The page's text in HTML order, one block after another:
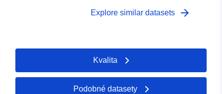
Explore similar datasets arrow_forward
Kvalita
Podobné datasety